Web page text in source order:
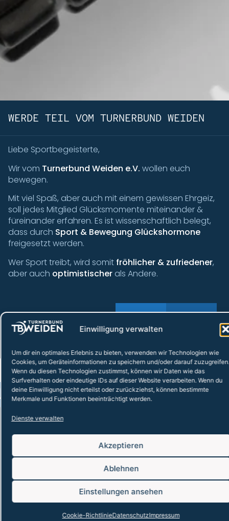
Einwilligung verwalten
Um dir ein optimales Erlebnis zu bieten, verwenden wir Technologien wie
Cookies, um Geräteinformationen zu speichern und/oder darauf zuzugreifen.
Wenn du diesen Technologien zustimmst, können wir Daten wie das
Surfverhalten oder eindeutige IDs auf dieser Website verarbeiten. Wenn du
deine Einwilligung nicht erteilst oder zurückziehst, können bestimmte
Merkmale und Funktionen beeinträchtigt werden.
Dienste verwalten
Akzeptieren
Ablehnen
Einstellungen ansehen
Cookie-RichtlinieDatenschutzImpressum
WERDE TEIL VOM TURNERBUND WEIDEN
Liebe Sportbegeisterte,
Wir vom Turnerbund Weiden e.V. wollen euch
bewegen.
Mit viel Spaß, aber auch mit einem gewissen Ehrgeiz,
soll jedes Mitglied Glücksmomente miteinander &
füreinander erfahren. Es ist wissenschaftlich belegt,
dass durch Sport & Bewegung Glückshormone
freigesetzt werden.
Wer Sport treibt, wird somit fröhlicher & zufriedener,
aber auch optimistischer als Andere.
MITGLIED WERDEN
UNSERE SPORTARTEN
ATHLETIK
LEICHTATHLETIK
TRIATHLON